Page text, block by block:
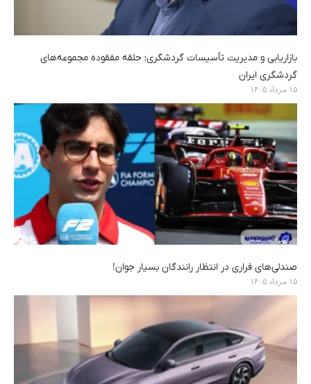
بازاریابی و مدیریت تأسیسات گردشگری؛ حلقه مفقوده مجموعه‌های
گردشگری ایران
۱۵ مرداد ۱۴۰۵
صندلی‌های فراری در انتظار رانندگان بسیار جوان!
۱۵ مرداد ۱۴۰۵